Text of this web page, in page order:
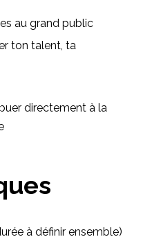
au grand public
ton talent, ta
directement à la
à définir ensemble)